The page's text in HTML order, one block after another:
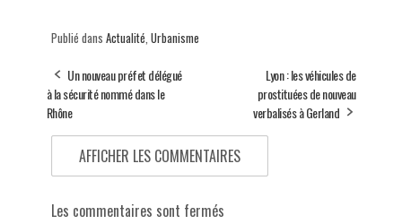
Publié dans Actualité Urbanisme
Un nouveau préfet délégué
à la sécurité nommé dans le
Rhône
Lyon : les véhicules de
prostituées de nouveau
verbalisés à Gerland
AFFICHER LES COMMENTAIRES
Les commentaires sont fermés